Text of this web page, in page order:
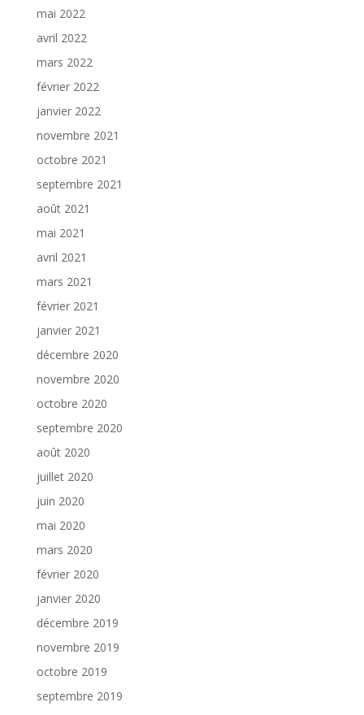
mai 2022
avril 2022
mars 2022
février 2022
janvier 2022
novembre 2021
octobre 2021
septembre 2021
août 2021
mai 2021
avril 2021
mars 2021
février 2021
janvier 2021
décembre 2020
novembre 2020
octobre 2020
septembre 2020
août 2020
juillet 2020
juin 2020
mai 2020
mars 2020
février 2020
janvier 2020
décembre 2019
novembre 2019
octobre 2019
septembre 2019